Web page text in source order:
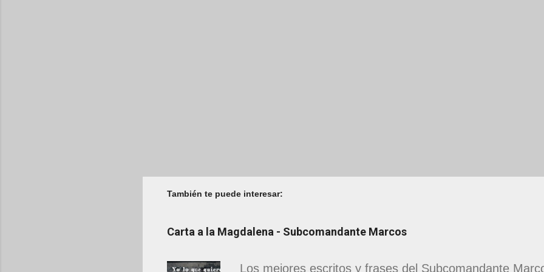
También te puede interesar:
Carta a la Magdalena - Subcomandante Marcos
Los mejores escritos y frases del Subcomandante